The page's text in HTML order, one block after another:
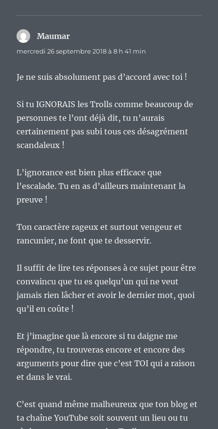
Maumar
mercredi 26 septembre 2018 à 8 h 41 min
Je ne suis absolument pas d’accord avec toi !
Si tu IGNORAIS les Trolls comme beaucoup de
personnes te l’ont déjà dit, tu n’aurais
certainement pas subi tous ces désagrément
scandaleux !
L’ignorance est bien plus efficace que
l’escalade. Tu en as d’ailleurs maintenant la
preuve !
Ton caractère rageux et surtout vengeur et
rancunier, ne font que te desservir.
Il suffit de lire tes réponses à ce sujet pour être
convaincu que tu es quelqu’un qui ne veut
jamais rien lâcher et avoir le dernier mot, quoi
qu’il en coûte !
Et j’imagine que là encore si tu daigne me
répondre, tu trouveras encore et encore des
arguments pour dire que c’est TOI qui a raison
et dans le vrai.
C’est quand même malheureux que ton blog et
ta chaîne YouTube soit souvent un lieu ou tu